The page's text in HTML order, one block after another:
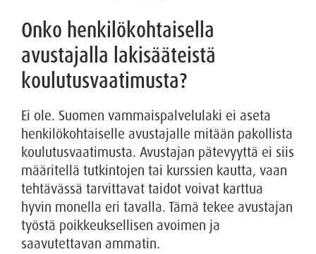
Onko henkilökohtaisella
avustajalla lakisääteistä
koulutusvaatimusta?
Ei ole. Suomen vammaispalvelulaki ei aseta
henkilökohtaiselle avustajalle mitään pakollista
koulutusvaatimusta. Avustajan pätevyyttä ei siis
määritellä tutkintojen tai kurssien kautta, vaan
tehtävässä tarvittavat taidot voivat karttua
hyvin monella eri tavalla. Tämä tekee avustajan
työstä poikkeuksellisen avoimen ja
saavutettavan ammatin.